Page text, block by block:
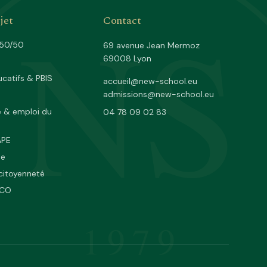
NS
1979
50
& PBIS
& emploi du
Contact
69 avenue Jean Mermoz
69008 Lyon
accueil@new-school.eu
admissions@new-school.eu
04 78 09 02 83